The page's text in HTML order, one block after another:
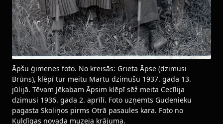
Āpšu ģimenes foto. No kreisās: Grieta Āpse (dzimusi
Brūns), klēpī tur meitu Martu dzimušu 1937. gada 13.
jūlijā. Tēvam Jēkabam Āpsim klēpī sēž meita Cecīlija
dzimusi 1936. gada 2. aprīlī. Foto uzņemts Gudenieku
pagasta Skoliņos pirms Otrā pasaules kara. Foto no
Kuldīgas novada muzeja krājuma.